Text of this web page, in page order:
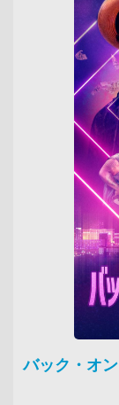
バック・オ